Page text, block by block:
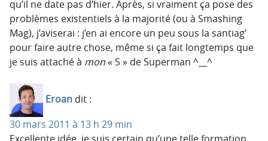
qu’il ne date pas d’hier. Après, si vraiment ça pose des
problèmes existentiels à la majorité (ou à Smashing
Mag), j’aviserai : j’en ai encore un peu sous la santiag’
pour faire autre chose, même si ça fait longtemps que
je suis attaché à mon« S » de Superman ^__^
Eroan dit :
30 mars 2011 à 13 h 29 min